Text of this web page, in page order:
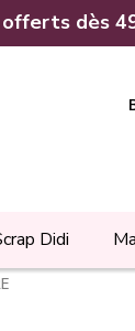
dès
Didi